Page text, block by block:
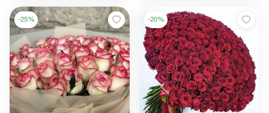
-25% -20%